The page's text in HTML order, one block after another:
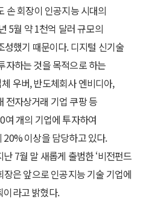
손 회장이 인공지능 시대의
5월 약 1천억 달러 규모의
성했기 때문이다. 디지털 신기술
자하는 것을 목적으로 하는
우버, 반도체회사 엔비디아,
전자상거래 기업 쿠팡 등
여 개의 기업에 투자하여
이상을 담당하고 있다.
7월 말 새롭게 출범한 ‘비전펀드
장은 앞으로 인공지능 기술 기업에
이라고 밝혔다.